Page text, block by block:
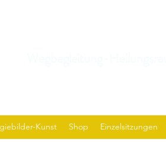
Kunst Shop Einzelsitzungen